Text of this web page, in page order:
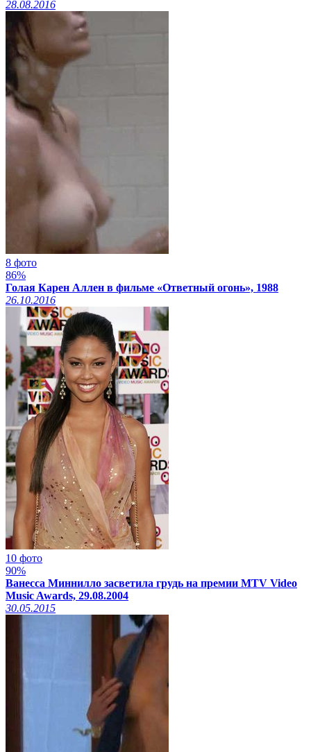
28.08.2016
8 фото
86%
Голая Карен Аллен в фильме «Ответный огонь», 1988
26.10.2016
10 фото
90%
Ванесса Миннилло засветила грудь на премии MTV Video
Music Awards, 29.08.2004
30.05.2015